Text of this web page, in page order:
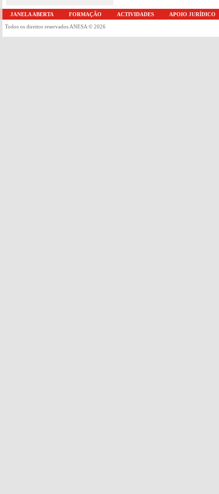
JANELA ABERTA FORMAÇÃO ACTIVIDADES APOIO JURÍDICO
Todos os direitos reservados ANESA © 2026